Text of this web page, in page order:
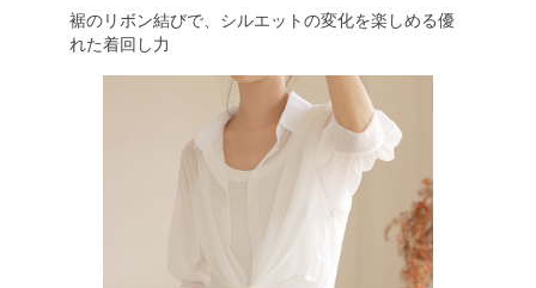
裾のリボン結びで、シルエットの変化を楽しめる優
れた着回し力